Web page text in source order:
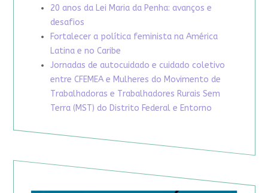
20 anos da Lei Maria da Penha: avanços e
desafios
Fortalecer a política feminista na América
Latina e no Caribe
Jornadas de autocuidado e cuidado coletivo
entre CFEMEA e Mulheres do Movimento de
Trabalhadoras e Trabalhadores Rurais Sem
Terra (MST) do Distrito Federal e Entorno